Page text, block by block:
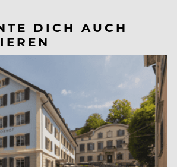
DICH AUCH